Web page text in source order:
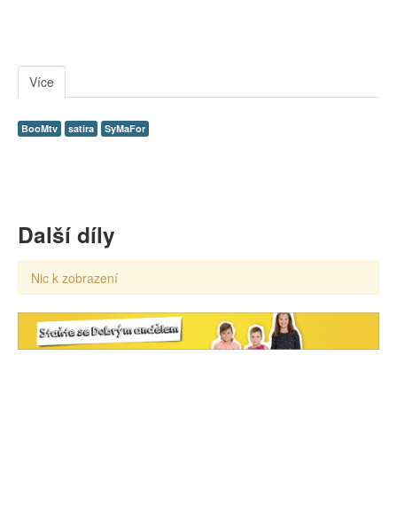
Více
BooMtv satira SyMaFor
Další díly
Nic k zobrazení